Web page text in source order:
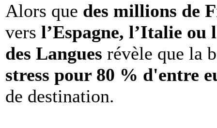
Alors que des millions de
vers l’Espagne, l’Italie ou
des Langues révèle que la
stress pour 80 % d'entre
de destination.